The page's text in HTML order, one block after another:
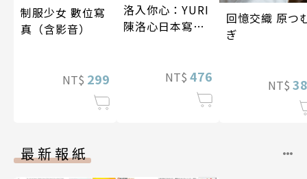
制服少女 數位寫
真（含影音）
NT$ 299
洛入你心：YURI
陳洛心日本寫真
NT$ 476
回憶交織 原つ
ぎ
NT$
最新報紙